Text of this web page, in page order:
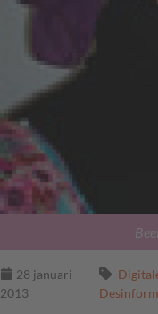
28 januari
2013